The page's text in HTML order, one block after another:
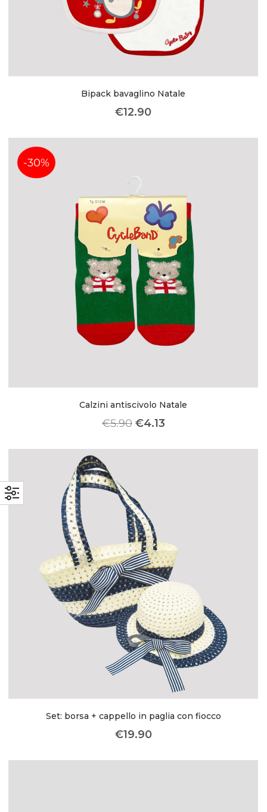
Bipack bavaglino Natale
€12.90
-30%
Calzini antiscivolo Natale
€5.90 €4.13
Set: borsa + cappello in paglia con fiocco
€19.90